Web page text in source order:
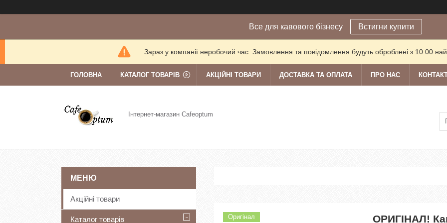
Все для кавового бізнесу Встигни купити
Зараз у компанії неробочий час. Замовлення та повідомлення будуть оброблені з 10:00
ГОЛОВНА КАТАЛОГ ТОВАРІВ АКЦІЙНІ ТОВАРИ ДОСТАВКА ТА ОПЛАТА ПРО НАС
Інтернет-магазин Cafeoptum
Оригінал ОРИГІНАЛ!
Акційні товари
Каталог товарів